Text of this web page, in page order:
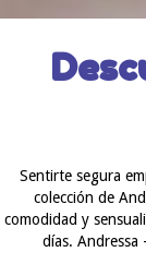
Sentirte segura
colección de
comodidad y
días.